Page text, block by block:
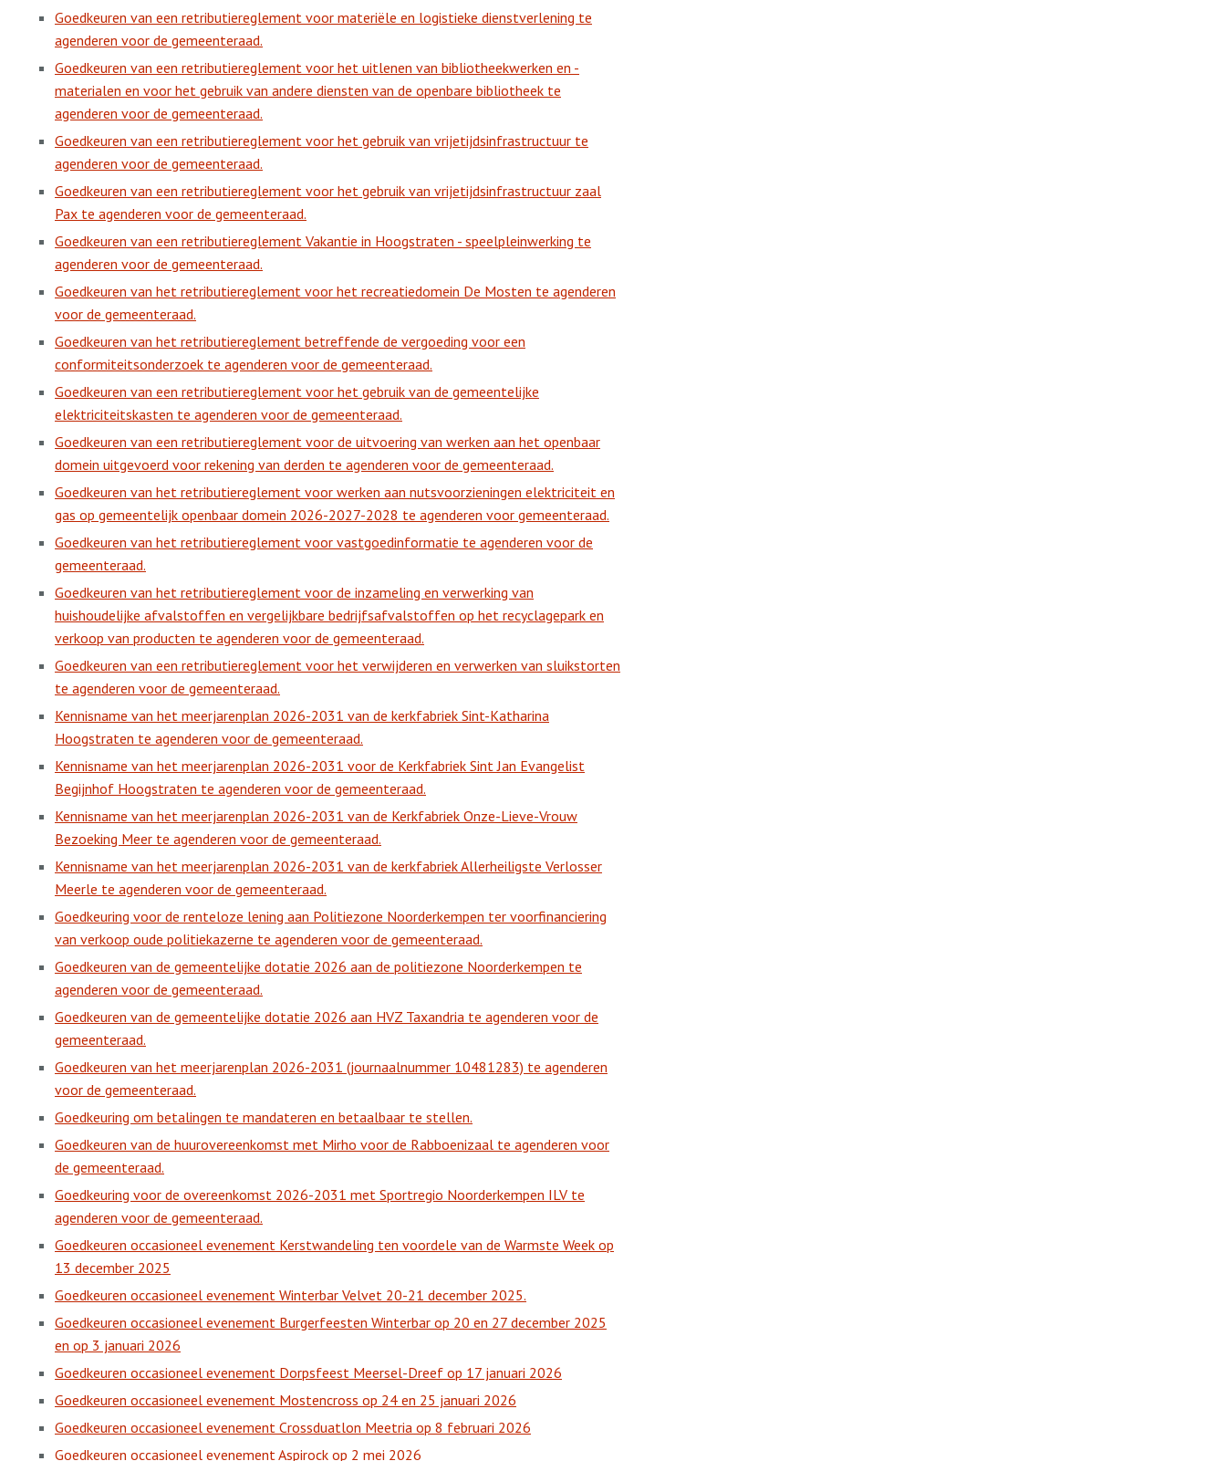
Goedkeuren van een retributiereglement voor materiële en logistieke dienstverlening te
agenderen voor de gemeenteraad.
Goedkeuren van een retributiereglement voor het uitlenen van bibliotheekwerken en -
materialen en voor het gebruik van andere diensten van de openbare bibliotheek te
agenderen voor de gemeenteraad.
Goedkeuren van een retributiereglement voor het gebruik van vrijetijdsinfrastructuur te
agenderen voor de gemeenteraad.
Goedkeuren van een retributiereglement voor het gebruik van vrijetijdsinfrastructuur zaal
Pax te agenderen voor de gemeenteraad.
Goedkeuren van een retributiereglement Vakantie in Hoogstraten - speelpleinwerking te
agenderen voor de gemeenteraad.
Goedkeuren van het retributiereglement voor het recreatiedomein De Mosten te agenderen
voor de gemeenteraad.
Goedkeuren van het retributiereglement betreffende de vergoeding voor een
conformiteitsonderzoek te agenderen voor de gemeenteraad.
Goedkeuren van een retributiereglement voor het gebruik van de gemeentelijke
elektriciteitskasten te agenderen voor de gemeenteraad.
Goedkeuren van een retributiereglement voor de uitvoering van werken aan het openbaar
domein uitgevoerd voor rekening van derden te agenderen voor de gemeenteraad.
Goedkeuren van het retributiereglement voor werken aan nutsvoorzieningen elektriciteit en
gas op gemeentelijk openbaar domein 2026-2027-2028 te agenderen voor gemeenteraad.
Goedkeuren van het retributiereglement voor vastgoedinformatie te agenderen voor de
gemeenteraad.
Goedkeuren van het retributiereglement voor de inzameling en verwerking van
huishoudelijke afvalstoffen en vergelijkbare bedrijfsafvalstoffen op het recyclagepark en
verkoop van producten te agenderen voor de gemeenteraad.
Goedkeuren van een retributiereglement voor het verwijderen en verwerken van sluikstorten
te agenderen voor de gemeenteraad.
Kennisname van het meerjarenplan 2026-2031 van de kerkfabriek Sint-Katharina
Hoogstraten te agenderen voor de gemeenteraad.
Kennisname van het meerjarenplan 2026-2031 voor de Kerkfabriek Sint Jan Evangelist
Begijnhof Hoogstraten te agenderen voor de gemeenteraad.
Kennisname van het meerjarenplan 2026-2031 van de Kerkfabriek Onze-Lieve-Vrouw
Bezoeking Meer te agenderen voor de gemeenteraad.
Kennisname van het meerjarenplan 2026-2031 van de kerkfabriek Allerheiligste Verlosser
Meerle te agenderen voor de gemeenteraad.
Goedkeuring voor de renteloze lening aan Politiezone Noorderkempen ter voorfinanciering
van verkoop oude politiekazerne te agenderen voor de gemeenteraad.
Goedkeuren van de gemeentelijke dotatie 2026 aan de politiezone Noorderkempen te
agenderen voor de gemeenteraad.
Goedkeuren van de gemeentelijke dotatie 2026 aan HVZ Taxandria te agenderen voor de
gemeenteraad.
Goedkeuren van het meerjarenplan 2026-2031 (journaalnummer 10481283) te agenderen
voor de gemeenteraad.
Goedkeuring om betalingen te mandateren en betaalbaar te stellen.
Goedkeuren van de huurovereenkomst met Mirho voor de Rabboenizaal te agenderen voor
de gemeenteraad.
Goedkeuring voor de overeenkomst 2026-2031 met Sportregio Noorderkempen ILV te
agenderen voor de gemeenteraad.
Goedkeuren occasioneel evenement Kerstwandeling ten voordele van de Warmste Week op
13 december 2025
Goedkeuren occasioneel evenement Winterbar Velvet 20-21 december 2025.
Goedkeuren occasioneel evenement Burgerfeesten Winterbar op 20 en 27 december 2025
en op 3 januari 2026
Goedkeuren occasioneel evenement Dorpsfeest Meersel-Dreef op 17 januari 2026
Goedkeuren occasioneel evenement Mostencross op 24 en 25 januari 2026
Goedkeuren occasioneel evenement Crossduatlon Meetria op 8 februari 2026
Goedkeuren occasioneel evenement Aspirock op 2 mei 2026